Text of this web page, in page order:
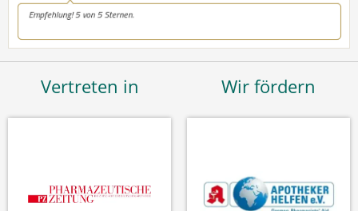
Vertreten in Wir fördern